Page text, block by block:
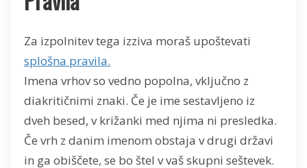
Za izpolnitev tega izziva moraš upoštevati
splošna pravila.
Imena vrhov so vedno popolna, vključno z
diakritičnimi znaki. Če je ime sestavljeno iz
dveh besed, v križanki med njima ni presledka.
Če vrh z danim imenom obstaja v drugi državi
in ga obiščete, se bo štel v vaš skupni seštevek.